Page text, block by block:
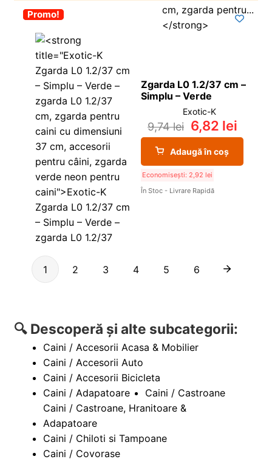
-30%
Promo!
Zgarda L0 1.2/37 cm –
Simplu – Verde
Exotic-K
9,74lei 6,82 lei
Adaugă în coș
Economisești: 2,92 lei
În Stoc - Livrare Rapidă
1 2 3 4 5 6
🔍 Descoperă și alte subcategorii:
Caini / Accesorii Acasa & Mobilier
Caini / Accesorii Auto
Caini / Accesorii Bicicleta
Caini / Adapatoare
Caini / Castroane
Caini / Castroane, Hranitoare &
Adapatoare
Caini / Chiloti si Tampoane
Caini / Covorase